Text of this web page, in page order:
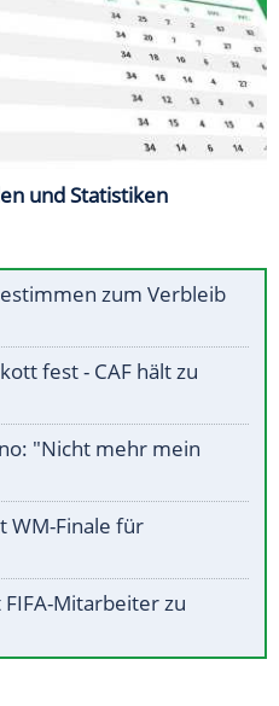
und Statistiken
zum Verbleib
fest - CAF hält zu
"Nicht mehr mein
WM-Finale für
Mitarbeiter zu